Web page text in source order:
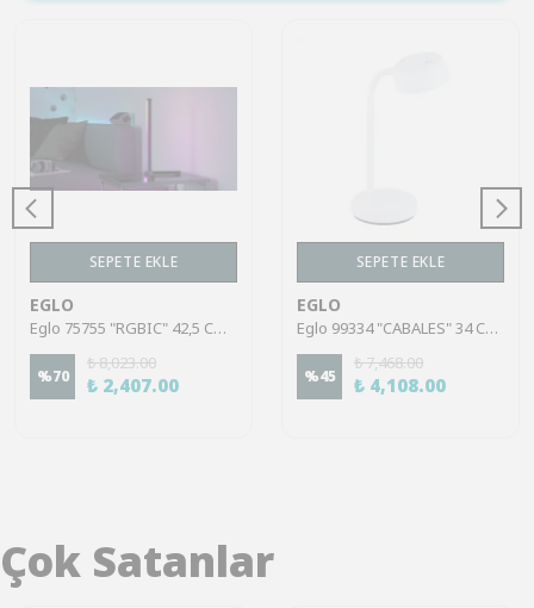
SEPETE EKLE
EGLO
Eglo 75755 "RGBIC" 42,5 Cm Yüksekliğinde Çelik Masa Lambası
%70
₺ 8,023.00
₺ 2,407.00
SEPETE EKLE
EGLO
Eglo 99334 "CABALES" 34 Cm Yüksekliğinde Plastik Masa Lambası
%45
₺ 7,468.00
₺ 4,108.00
Çok Satanlar